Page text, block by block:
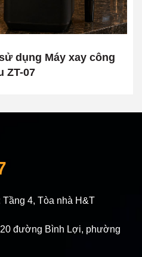
dụng Máy xay công
ZT-07
4, Tòa nhà H&T
đường Bình Lợi, phường